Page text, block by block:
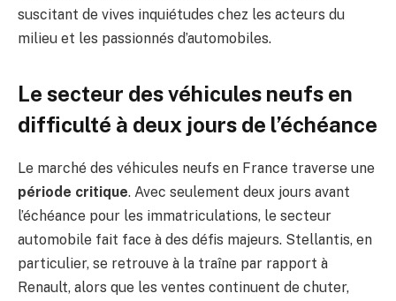
suscitant de vives inquiétudes chez les acteurs du
milieu et les passionnés d’automobiles.
Le secteur des véhicules neufs en
difficulté à deux jours de l’échéance
Le marché des véhicules neufs en France traverse une
période critique. Avec seulement deux jours avant
l’échéance pour les immatriculations, le secteur
automobile fait face à des défis majeurs. Stellantis, en
particulier, se retrouve à la traîne par rapport à
Renault, alors que les ventes continuent de chuter,